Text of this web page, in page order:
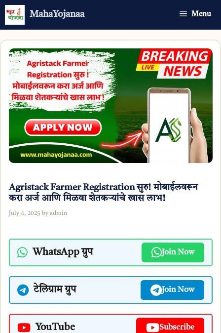
Skip
MahaYojanaa Menu
Agristack Farmer Registration सुरु! मोबाईलवरून
करा अर्ज आणि मिळवा शेतकऱ्यांचे खास लाभ!
July 4, 2025 by admin
WhatsApp ग्रुप Join Now
टेलिग्राम ग्रुप Join Now
YouTube Subscribe